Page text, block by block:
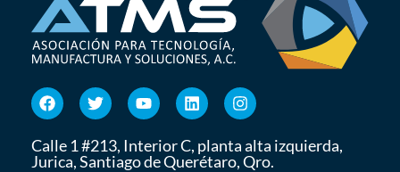
Calle 1 #213, Interior C, planta alta izquierda,
Jurica, Santiago de Querétaro, Qro.